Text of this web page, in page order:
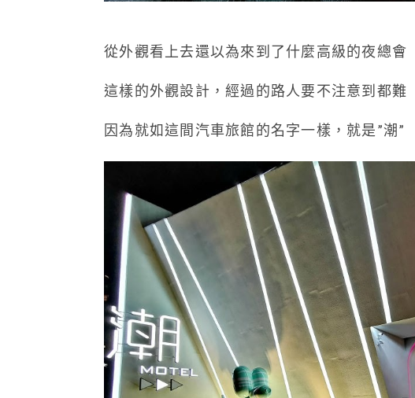
從外觀看上去還以為來到了什麼高級的夜總會
這樣的外觀設計，經過的路人要不注意到都難
因為就如這間汽車旅館的名字一樣，就是”潮”